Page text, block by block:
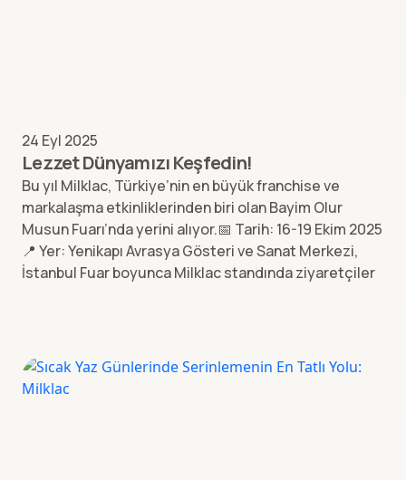
24 Eyl 2025
Lezzet Dünyamızı Keşfedin!
Bu yıl Milklac, Türkiye’nin en büyük franchise ve
markalaşma etkinliklerinden biri olan Bayim Olur
Musun Fuarı’nda yerini alıyor.📅 Tarih: 16-19 Ekim 2025
📍 Yer: Yenikapı Avrasya Gösteri ve Sanat Merkezi,
İstanbul Fuar boyunca Milklac standında ziyaretçiler